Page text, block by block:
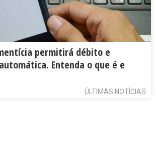
permitirá débito e
Entenda o que é e
ÚLTIMAS NOTÍCIAS